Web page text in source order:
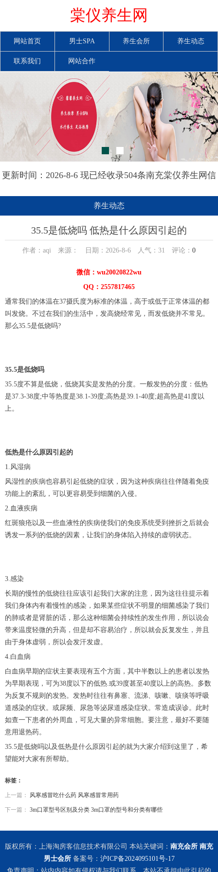
棠仪养生网
网站首页 男士SPA 养生会所 养生动态
联系我们 网站合作
更新时间：2026-8-6 现已经收录504条南充棠仪养生网信
养生动态
35.5是低烧吗 低热是什么原因引起的
作者：aqi 来源： 日期：2026-8-6 人气： 31 评论： 0
微信：wu20020822wu
QQ：2557817465
通常我们的体温在37摄氏度为标准的体温，高于或低于正常体温的都
叫发烧。不过在我们的生活中，发高烧经常见，而发低烧并不常见。
那么35.5是低烧吗?
35.5是低烧吗
35.5度不算是低烧，低烧其实是发热的分度。一般发热的分度：低热
是37.3-38度;中等热度是38.1-39度;高热是39.1-40度;超高热是41度以
上。
低热是什么原因引起的
1.风湿病
风湿性的疾病也容易引起低烧的症状，因为这种疾病往往伴随着免疫
功能上的紊乱，可以更容易受到细菌的入侵。
2.血液疾病
红斑狼疮以及一些血液性的疾病使我们的免疫系统受到挫折之后就会
诱发一系列的低烧的因素，让我们的身体陷入持续的虚弱状态。
3.感染
长期的慢性的低烧往往应该引起我们大家的注意，因为这往往提示着
我们身体内有着慢性的感染，如果某些症状不明显的细菌感染了我们
的肺或者是肾脏的话，那么这种细菌会持续性的发生作用，所以说会
带来温度轻微的升高，但是却不容易治疗，所以就会反复发生，并且
由于身体虚弱，所以会发汗发虚。
4.白血病
白血病早期的症状主要表现有五个方面，其中半数以上的患者以发热
为早期表现，可为38度以下的低热.或39度甚至40度以上的高热。多数
为反复不规则的发热。发热时往往有鼻塞、流涕、咳嗽、咳痰等呼吸
道感染的症状。或尿频、尿急等泌尿道感染症状。常造成误诊。此时
如查一下患者的外周血，可见大量的异常细胞。要注意，最好不要随
意用退热药。
35.5是低烧吗以及低热是什么原因引起的就为大家介绍到这里了，希
望能对大家有所帮助。
标签：
上一篇： 风寒感冒吃什么药 风寒感冒常用药
下一篇： 3m口罩型号区别及分类 3m口罩的型号和分类有哪些
版权所有：上海淘房客信息技术有限公司 本站关键词： 南充会所 南充
男士会所备案号： 沪ICP备2024095101号-17